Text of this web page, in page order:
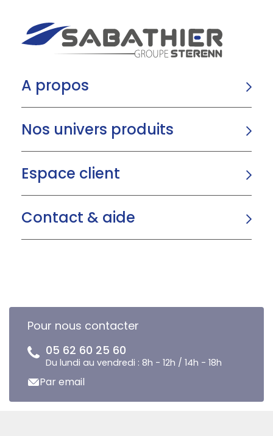
A propos
Nos univers produits
Espace client
Contact & aide
Pour nous contacter
05 62 60 25 60
Du lundi au vendredi : 8h - 12h / 14h - 18h
Par email